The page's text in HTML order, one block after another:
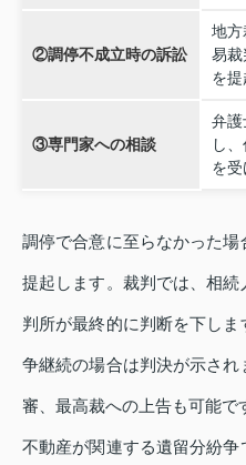
②調停不成立時の訴訟
地方
易裁
を提
③専門家への相談
弁護
し
を受
調停で合意に至らなかった
提起します。裁判では、相
判所が最終的に判断を下し
争継続の場合は判決が示さ
審、最高裁への上告も可能で
不動産が関連する遺留分紛